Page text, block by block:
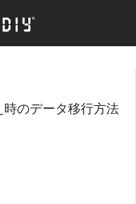
のデータ移行方法